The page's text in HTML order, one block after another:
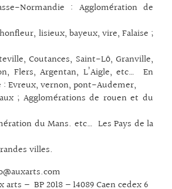
Normandie : Agglomération de
lisieux, bayeux, vire, Falaise ;
Coutances, Saint-Lô, Granville,
Flers, Argentan, L’Aigle, etc… En
Evreux, vernon, pont-Audemer,
; Agglomérations de rouen et du
du Mans. etc… Les Pays de la
villes.
arts – BP 2018 – 14089 Caen cedex 6